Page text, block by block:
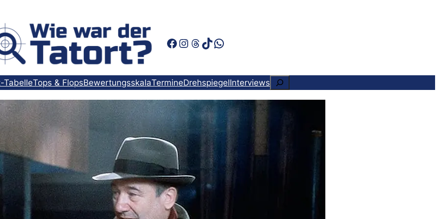
Facebook
Instagram
Threads
TikTok
WhatsApp
TabelleTops & FlopsBewertungsskalaTermineDrehspiegelInterviewsSuchen